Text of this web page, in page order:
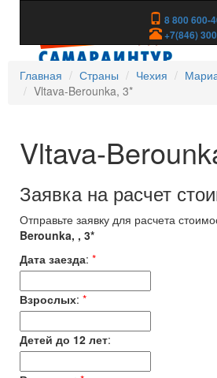
8 800 600-
+7(846)
Главная
Страны Чехия
Vltava-Berounka, 3*
Vltava-
Заявка на расчет
Отправьте заявку для расчета
Berounka, , 3*
Дата заезда: *
Взрослых: *
Детей до 12 лет: